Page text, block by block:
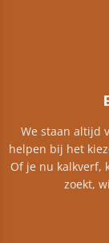
We staan altijd
helpen bij het
Of je nu kalkverf,
zoekt,